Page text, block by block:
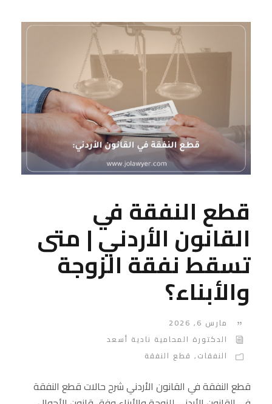
قطع النفقة في
القانون الأردني | متى
تسقط نفقة الزوجة
والأبناء؟
مارس 6, 2026
الدكتورة المحامية نادية أسعد
النفقات, قطع النفقة
قطع النفقة في القانون الأردني شرح حالات قطع النفقة